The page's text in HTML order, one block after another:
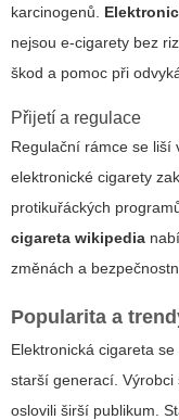
karcinogenů.
nejsou e-cigarety bez
škod a pomoc při
Přijetí a regulace
Regulační rámce se liší
elektronické cigarety
protikuřáckých
cigareta wikipedia
změnách a
Popularita a
Elektronická cigareta
starší generací.
oslovili širší publikum.